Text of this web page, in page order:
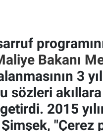
Bakanı
3
sözleri akıllara
2015
"Çerez